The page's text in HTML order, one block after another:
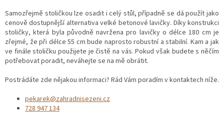
Samozřejmě stoličkou lze osadit i celý stůl, případně se dá použít jako
cenově dostupnější alternativa velké betonové lavičky. Díky konstrukci
stoličky, která byla původně navržena pro lavičky o délce 180 cm je
zřejmé, že při délce 55 cm bude naprosto robustní a stabilní. Kam a jak
ve finále stoličku použijete je čistě na vás. Pokud však budete s něčím
potřebovat poradit, neváhejte se na mě obrátit.
Postrádáte zde nějakou informaci? Rád Vám poradím v kontaktech níže.
pekarek@zahradnisezeni.cz
728 947 134